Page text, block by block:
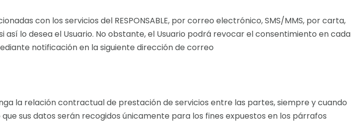
con los servicios del RESPONSABLE, por correo electrónico, SMS/MMS, por carta,
lo desea el Usuario. No obstante, el Usuario podrá revocar el consentimiento en cada
notificación en la siguiente dirección de correo
la relación contractual de prestación de servicios entre las partes, siempre y cuando
sus datos serán recogidos únicamente para los fines expuestos en los párrafos